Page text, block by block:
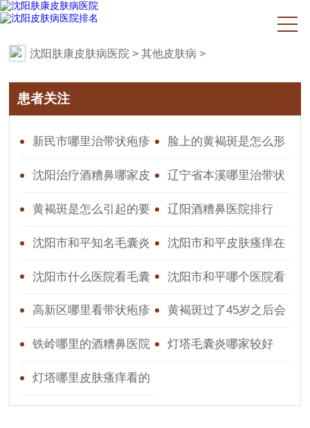
沈阳肤康皮肤病医院 >其他皮肤病 >
患者关注
新民市哪里治带状疱疹
效果好
脸上的黄褐斑是怎么形
成的原因图片
沈阳治疗酒糟鼻哪家皮
肤科好-沈阳皮肤医院更好
的比较
辽宁省本溪哪里治带状
疱疹好
黄褐斑是怎么引起的要
怎么去根治呢
辽阳酒糟鼻医院排行
沈阳市和平知名毛囊炎
医院,医院口碑怎么样
沈阳市和平皮肤瘙痒在
哪看
沈阳市什么医院看毛囊
炎好
沈阳市和平哪个医院看
皮肤瘙痒好一点的
高新区哪里看带状疱疹
好些
黄褐斑过了45岁之后会
淡吗
铁岭哪里的酒糟鼻医院
好
灯塔毛囊炎哪家较好
灯塔哪里皮肤瘙痒看的